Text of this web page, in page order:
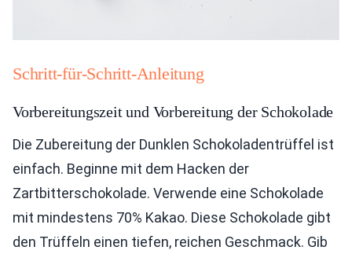
Schritt-für-Schritt-Anleitung
Vorbereitungszeit und Vorbereitung der Schokolade
Die Zubereitung der Dunklen Schokoladentrüffel ist
einfach. Beginne mit dem Hacken der
Zartbitterschokolade. Verwende eine Schokolade
mit mindestens 70% Kakao. Diese Schokolade gibt
den Trüffeln einen tiefen, reichen Geschmack. Gib